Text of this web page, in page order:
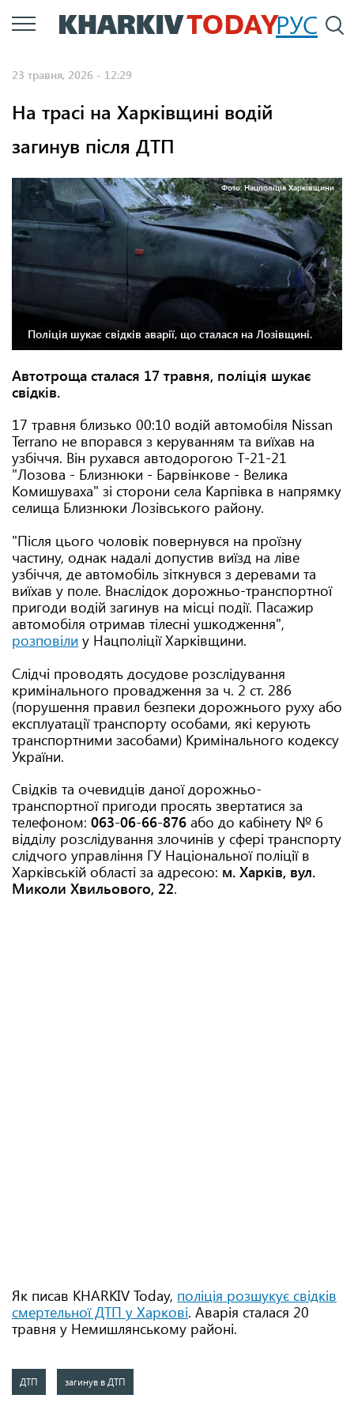
Перейти
до
РУС
23 травня, 2026 - 12:29
На трасі на Харківщині водій
загинув після ДТП
Фото: Нацполіція Харківщини
Поліція шукає свідків аварії, що сталася на Лозівщині.
Автотроща сталася 17 травня, поліція шукає
свідків.
17 травня близько 00:10 водій автомобіля Nissan
Terrano не впорався з керуванням та виїхав на
узбіччя. Він рухався автодорогою Т-21-21
"Лозова - Близнюки - Барвінкове - Велика
Комишуваха" зі сторони села Карпівка в напрямку
селища Близнюки Лозівського району.
"Після цього чоловік повернувся на проїзну
частину, однак надалі допустив виїзд на ліве
узбіччя, де автомобіль зіткнувся з деревами та
виїхав у поле. Внаслідок дорожньо-транспортної
пригоди водій загинув на місці події. Пасажир
автомобіля отримав тілесні ушкодження",
розповіли у Нацполіції Харківщини.
Слідчі проводять досудове розслідування
кримінального провадження за ч. 2 ст. 286
(порушення правил безпеки дорожнього руху або
експлуатації транспорту особами, які керують
транспортними засобами) Кримінального кодексу
України.
Свідків та очевидців даної дорожньо-
транспортної пригоди просять звертатися за
телефоном: 063-06-66-876 або до кабінету № 6
відділу розслідування злочинів у сфері транспорту
слідчого управління ГУ Національної поліції в
Харківській області за адресою: м. Харків, вул.
Миколи Хвильового, 22.
Як писав KHARKIV Today, поліція розшукує свідків
смертельної ДТП у Харкові. Аварія сталася 20
травня у Немишлянському районі.
ДТП загинув в ДТП